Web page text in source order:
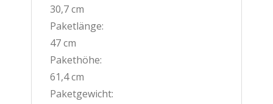
30,7 cm
Paketlänge:
47 cm
Pakethöhe:
61,4 cm
Paketgewicht: